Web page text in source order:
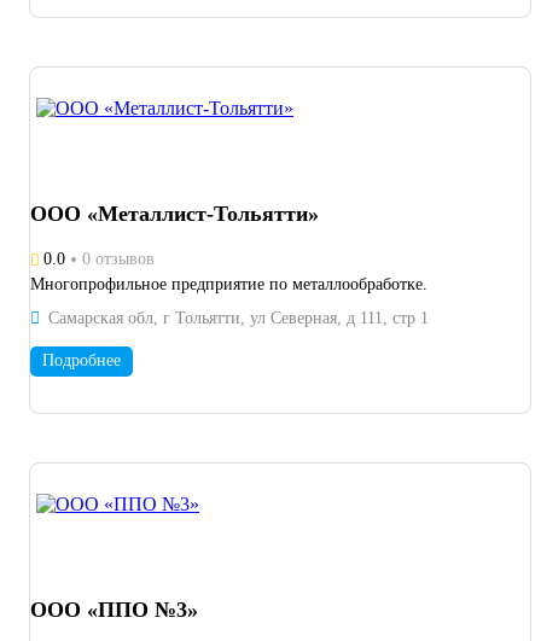
ООО «Металлист-Тольятти»
0.0
0 отзывов
Многопрофильное предприятие по металлообработке.
Самарская обл, г Тольятти, ул Северная, д 111, стр 1
Подробнее
ООО «ППО №3»